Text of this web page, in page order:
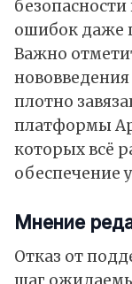
ошибок даже
Важно
нововведения
плотно
платформы
которых всё
обеспечение
Мнение
Отказ от